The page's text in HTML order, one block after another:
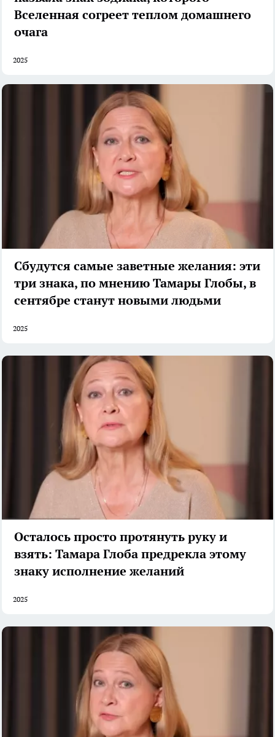
Вселенная согреет теплом домашнего
очага
2025
Сбудутся самые заветные желания: эти
три знака, по мнению Тамары Глобы, в
сентябре станут новыми людьми
2025
Осталось просто протянуть руку и
взять: Тамара Глоба предрекла этому
знаку исполнение желаний
2025